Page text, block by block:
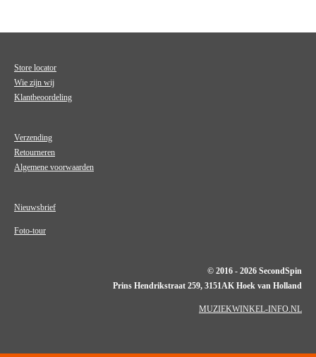
Store locator
Wie zijn wij
Klantbeoordeling
Verzending
Retourneren
Algemene voorwaarden
Nieuwsbrief
Foto-tour
© 2016 - 2026 SecondSpin
Prins Hendrikstraat 259, 3151AK Hoek van Holland
MUZIEKWINKEL-INFO.NL